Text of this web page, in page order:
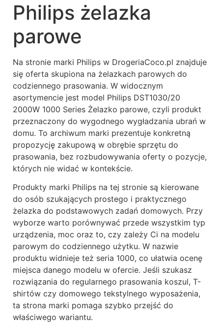
Philips żelazka
parowe
Na stronie marki Philips w DrogeriaCoco.pl znajduje
się oferta skupiona na żelazkach parowych do
codziennego prasowania. W widocznym
asortymencie jest model Philips DST1030/20
2000W 1000 Series Żelazko parowe, czyli produkt
przeznaczony do wygodnego wygładzania ubrań w
domu. To archiwum marki prezentuje konkretną
propozycję zakupową w obrębie sprzętu do
prasowania, bez rozbudowywania oferty o pozycje,
których nie widać w kontekście.
Produkty marki Philips na tej stronie są kierowane
do osób szukających prostego i praktycznego
żelazka do podstawowych zadań domowych. Przy
wyborze warto porównywać przede wszystkim typ
urządzenia, moc oraz to, czy zależy Ci na modelu
parowym do codziennego użytku. W nazwie
produktu widnieje też seria 1000, co ułatwia ocenę
miejsca danego modelu w ofercie. Jeśli szukasz
rozwiązania do regularnego prasowania koszul, T-
shirtów czy domowego tekstylnego wyposażenia,
ta strona marki pomaga szybko przejść do
właściwego wariantu.